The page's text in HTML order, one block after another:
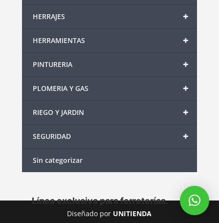
+
HERRAJES
+
HERRAMIENTAS
+
PINTURERIA
+
PLOMERIA Y GAS
+
RIEGO Y JARDIN
+
SEGURIDAD
Sin categorizar
Diseñado por UNITIENDA
Línea exclusiva para ferreterías.